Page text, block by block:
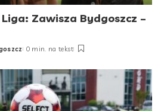
Zawisza Bydgoszcz –
0 min. na tekst